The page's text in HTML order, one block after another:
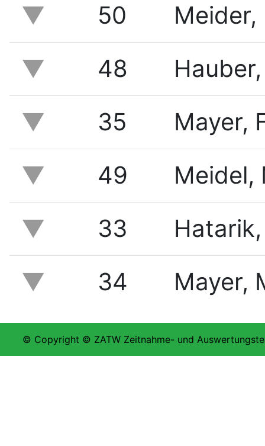
50
Meider,
48
35
Mayer,
49
Meidel,
33
34
Mayer,
© Copyright © ZATW Zeitnahme- und